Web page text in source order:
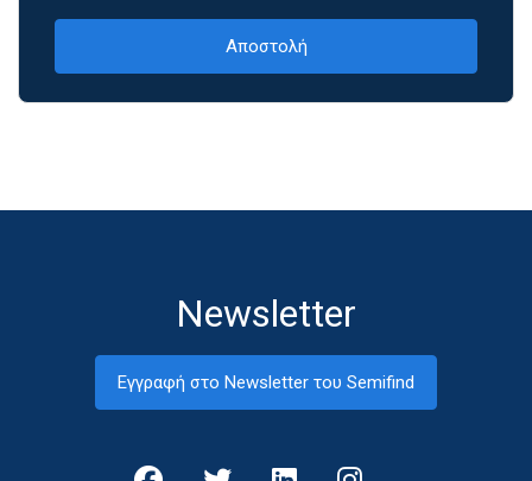
Newsletter
Εγγραφή στο Newsletter του Semifind